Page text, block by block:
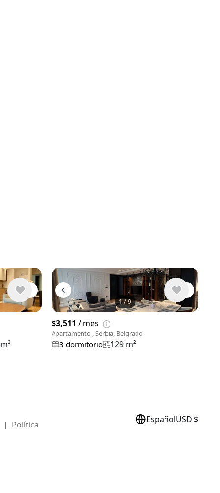
1/9
$3,511 / mes
Apartamento , Serbia, Belgrado
3 dormitorio 129 m²
| Política
EspañolUSD $